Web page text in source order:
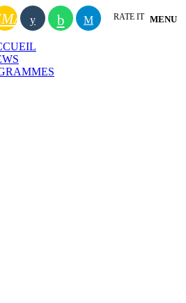
RATE IT MENU